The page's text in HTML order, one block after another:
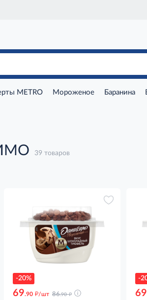
METRO Мороженое Баранина
39 товаров
-20%
69.90 д/шт 86.90 д
-
69